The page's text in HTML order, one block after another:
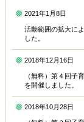
2021年1月8日
活動範囲の拡大に
した。
2018年12月16日
（無料）第４回子
を開催しました。
2018年10月28日